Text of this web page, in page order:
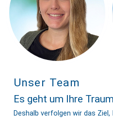
Unser Team
Es geht um Ihre
Deshalb verfolgen wir das